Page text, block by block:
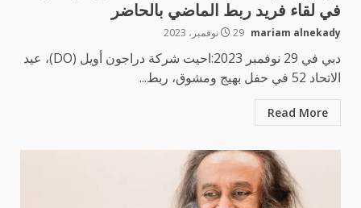
في لقاء فريد ربط الماضي بالحاضر
mariam alnekady 29 نوفمبر، 2023
دبي في 29 نوفمبر 2023:احيت شركة دراجون أويل (DO)، عيد
الاتحاد 52 في حفل بهيج ومشوق، ربط...
Read More